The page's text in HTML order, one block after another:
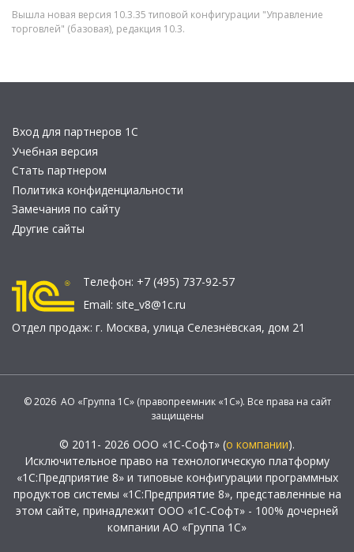
Вышла новая версия 10.3.35 типовой конфигурации "Управление
торговлей" (базовая), редакция 10.3.
Вход для партнеров 1С
Учебная версия
Стать партнером
Политика конфиденциальности
Замечания по сайту
Другие сайты
Телефон: +7 (495) 737-92-57
Email: site_v8@1c.ru
Отдел продаж: г. Москва, улица Селезнёвская, дом 21
© 2026 АО «Группа 1С» (правопреемник «1С»). Все права на сайт
защищены
© 2011- 2026 ООО «1С-Софт» (о компании).
Исключительное право на технологическую платформу
«1С:Предприятие 8» и типовые конфигурации программных
продуктов системы «1С:Предприятие 8», представленные на
этом сайте, принадлежит ООО «1С-Софт» - 100% дочерней
компании АО «Группа 1С»